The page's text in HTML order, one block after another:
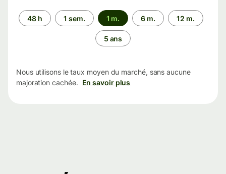
Période
48 h 1 sem. 1 m. 6 m. 12 m.
5 ans
Nous utilisons le taux moyen du marché, sans aucune
majoration cachée. En savoir plus